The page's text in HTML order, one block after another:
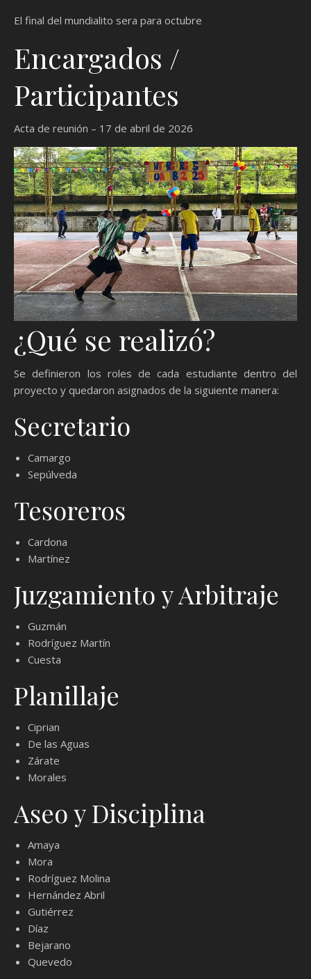
El final del mundialito sera para octubre
Encargados /
Participantes
Acta de reunión – 17 de abril de 2026
¿Qué se realizó?
Se definieron los roles de cada estudiante dentro del
proyecto y quedaron asignados de la siguiente manera:
Secretario
Camargo
Sepúlveda
Tesoreros
Cardona
Martínez
Juzgamiento y Arbitraje
Guzmán
Rodríguez Martín
Cuesta
Planillaje
Ciprian
De las Aguas
Zárate
Morales
Aseo y Disciplina
Amaya
Mora
Rodríguez Molina
Hernández Abril
Gutiérrez
Díaz
Bejarano
Quevedo